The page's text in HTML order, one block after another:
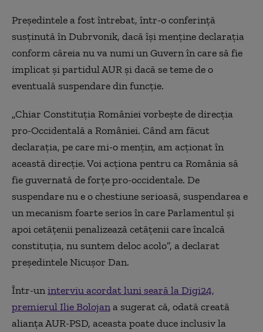
Președintele a fost întrebat, într-o conferință
susținută în Dubrvonik, dacă își menține declarația
conform căreia nu va numi un Guvern în care să fie
implicat și partidul AUR și dacă se teme de o
eventuală suspendare din funcție.
„Chiar Constituția României vorbește de direcția
pro-Occidentală a României. Când am făcut
declarația, pe care mi-o mențin, am acționat în
această direcție. Voi acționa pentru ca România să
fie guvernată de forțe pro-occidentale. De
suspendare nu e o chestiune serioasă, suspendarea e
un mecanism foarte serios în care Parlamentul și
apoi cetățenii penalizează cetățenii care încalcă
constituția, nu suntem deloc acolo”, a declarat
președintele Nicușor Dan.
Într-uninterviu acordat luni seară la Digi24,
premierul Ilie Bolojana sugerat că, odată creată
alianța AUR-PSD, aceasta poate duce inclusiv la